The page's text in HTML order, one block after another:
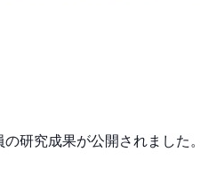
研究成果が公開されました。